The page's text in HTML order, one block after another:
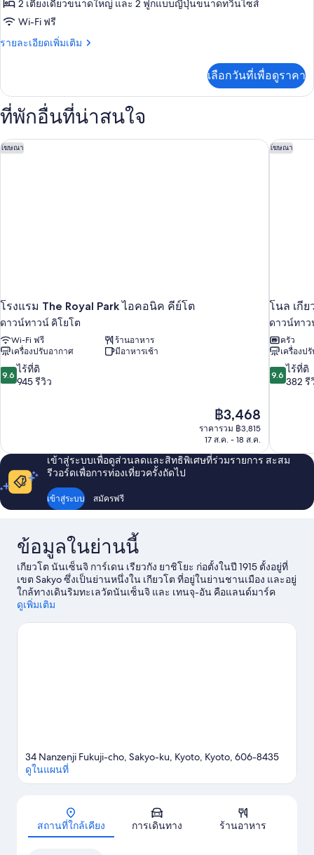
ถึงกัน,
วิว
สวน
ห้อง
พัก
เชื่อม
ซิ
สวีท,
2
นอน,
2 เตียงเดี่ยวขนาดใหญ่ และ 2 ฟูกแบบญี่ปุ่นขนาดทวินไซส์
Wi-Fi ฟรี
รายละเอียดเพิ่มเติม
ราย
เกี่ยว
กับ
ห้อง
ซิ
เดน
ถึงกัน,
วิว
เลือกวันที่เพื่อดูราคา
ที่พักอื่นที่น่าสนใจ
โฆษณา
โรงแรม The Royal Park ไอคอนิค คีย์โต
ดาวน์ทาวน์ คิโยโต
Wi-Fi ฟรี
ร้านอาหาร
เครื่องปรับอากาศ
มีอาหารเช้า
9.6
จาก
945
รีวิว
9.6 ไร้ที่ติ
945 รีวิว
ราคา
ปัจจุบัน
คือ
฿3,468
ราคารวม ฿3,815
17 ส.ค. - 18 ส.ค.
โรงแรม The Royal Park ไอคอนิค คีย์โต โฆษณา
โนล เกี
ดาวน์ทา
ครัว
เครื่องป
9.6
จาก
382
รีวิว
9.6 ไร้ที่ติ
382 รี
โนล เกีย
เข้าสู่ระบบเพื่อดูส่วนลดและสิทธิพิเศษที่ร่วมรายการ สะสม
รีวอร์ดเพื่อการท่องเที่ยวครั้งถัดไป
เข้าสู่ระบบ สมัครฟรี
ข้อมูลในย่านนี้
เกียวโต นันเซ็นจิ การ์เดน เรียวกัง ยาชิโยะ ก่อตั้งในปี 1915 ตั้งอยู่ที่
เขต Sakyo ซึ่งเป็นย่านหนึ่งใน เกียวโต ที่อยู่ในย่านชานเมือง และอยู่
ใกล้ทางเดินริมทะเลวัดนันเซ็นจิ และ เทนจุ-อัน คือแลนด์มาร์ค
สำคัญที่ถ้าพลาดชมคงเสียดายแย่ แล้วก็อย่าลืมแวะไป สวนสัตว์เทศ
เที่ยวยอดนิยมในย่านนี้ด้วยนะ วัด Konchi-in และ ศาลเจ้าเฮอัน เป็น
ดูเพิ่มเติม
แผนที่
34 Nanzenji Fukuji-cho, Sakyo-ku, Kyoto, Kyoto, 606-8435
ดูในแผนที่
สถานที่ใกล้เคียง การเดินทาง ร้านอาหาร